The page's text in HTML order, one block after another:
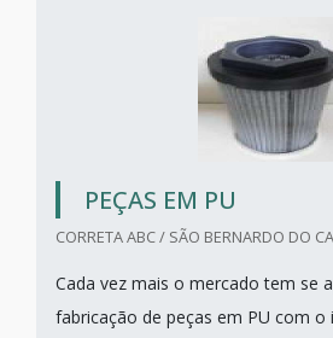
PEÇAS EM PU
CORRETA ABC / SÃO BERNARDO DO
Cada vez mais o mercado tem se
fabricação de peças em PU com o